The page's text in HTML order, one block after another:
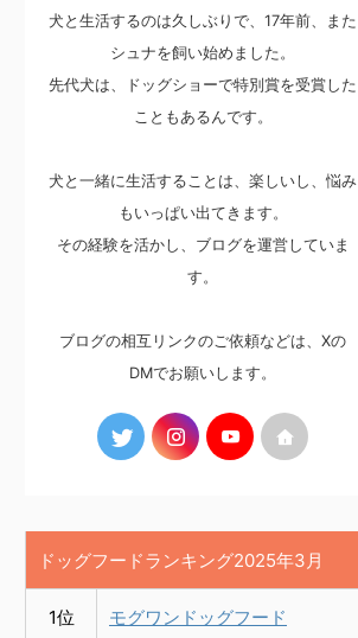
犬と生活するのは久しぶりで、17年前、また
シュナを飼い始めました。
先代犬は、ドッグショーで特別賞を受賞した
こともあるんです。
犬と一緒に生活することは、楽しいし、悩み
もいっぱい出てきます。
その経験を活かし、ブログを運営していま
す。
ブログの相互リンクのご依頼などは、Xの
DMでお願いします。
ドッグフードランキング2025年3月
1位 モグワンドッグフード